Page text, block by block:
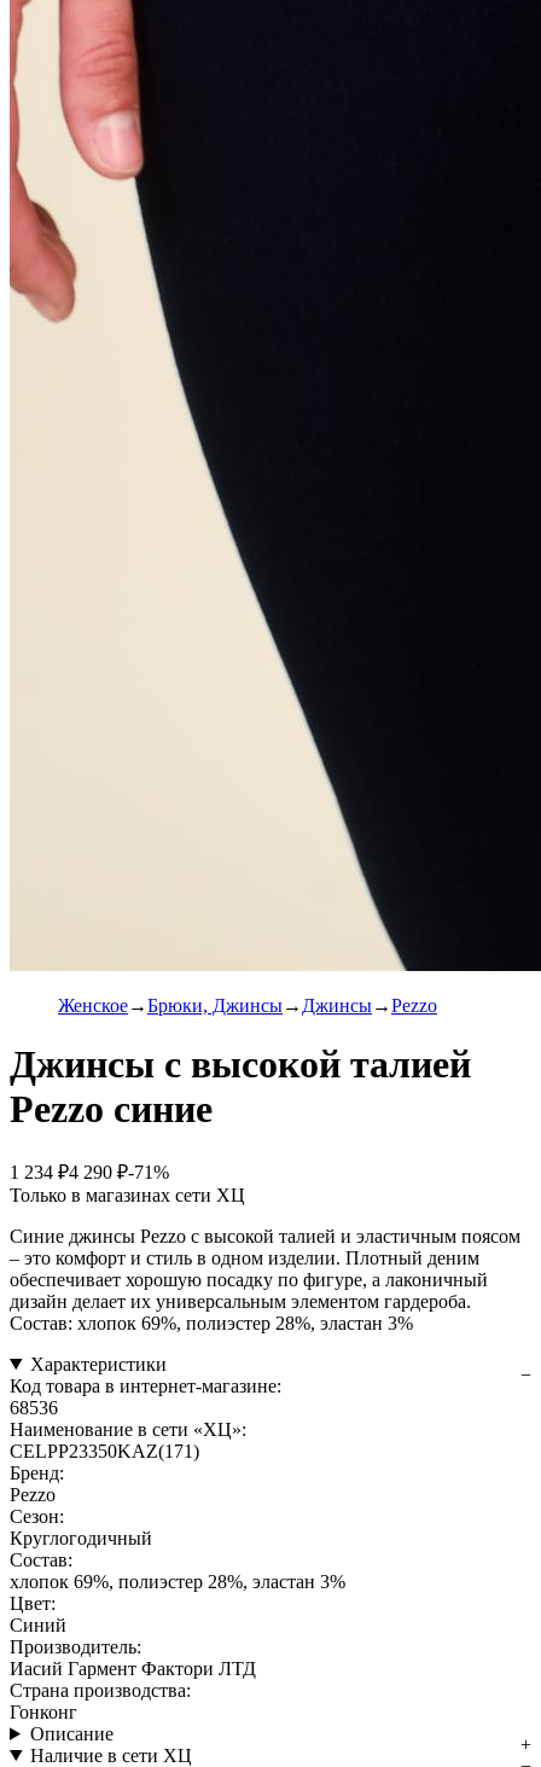
Женское Брюки, Джинсы Джинсы Pezzo
Джинсы с высокой талией
Pezzo синие
1 234 ₽4 290 ₽-71%
Только в магазинах сети ХЦ
Синие джинсы Pezzo с высокой талией и эластичным поясом
– это комфорт и стиль в одном изделии. Плотный деним
обеспечивает хорошую посадку по фигуре, а лаконичный
дизайн делает их универсальным элементом гардероба.
Состав: хлопок 69%, полиэстер 28%, эластан 3%
Характеристики
Код товара в интернет-магазине:
68536
Наименование в сети «ХЦ»:
CELPP23350KAZ(171)
Бренд:
Pezzo
Сезон:
Круглогодичный
Состав:
хлопок 69%, полиэстер 28%, эластан 3%
Цвет:
Синий
Производитель:
Иасий Гармент Фактори ЛТД
Страна производства:
Гонконг
Описание
Наличие в сети ХЦ